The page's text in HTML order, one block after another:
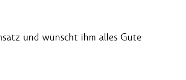
und wünscht ihm alles Gute